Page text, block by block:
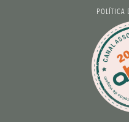
POLÍTICA